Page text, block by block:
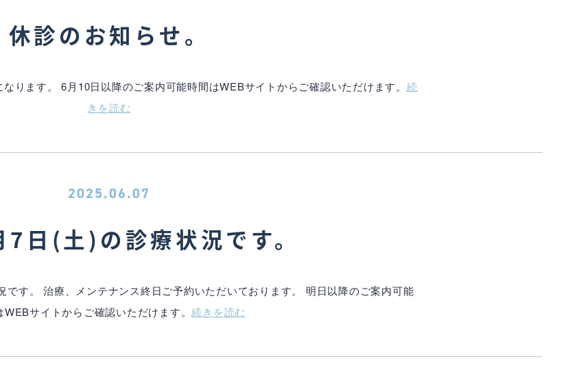
休診のお知らせ。
ります。 6月10日以降のご案内可能時間はWEBサイトからご確認いただけます。 続
きを読む
2025.06.07
日(土)の診療状況です。
です。 治療、メンテナンス終日ご予約いただいております。 明日以降のご案内可能
WEBサイトからご確認いただけます。続きを読む